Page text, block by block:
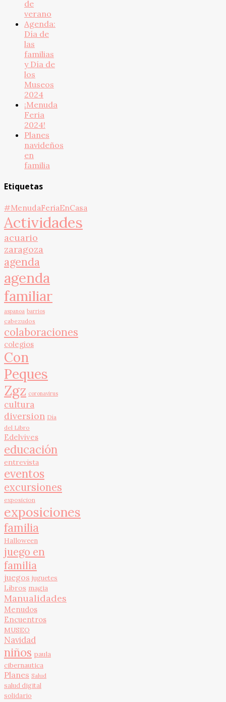
de
verano
Agenda:
Día de
las
familias
y Día de
los
Museos
2024
¡Menuda
Feria
2024!
Planes
navideños
en
familia
Etiquetas
#MenudaFeriaEnCasa
Actividades
acuario
zaragoza
agenda
agenda
familiar
aspanoa barrios
cabezudos
colaboraciones
colegios
Con
Peques
Zgz coronavirus
cultura
diversion Día
del Libro
Edelvives
educación
entrevista
eventos
excursiones
exposicion
exposiciones
familia
Halloween
juego en
familia
juegos juguetes
Libros magia
Manualidades
Menudos
Encuentros
MUSEO
Navidad
niños paula
cibernautica
Planes Salud
salud digital
solidario